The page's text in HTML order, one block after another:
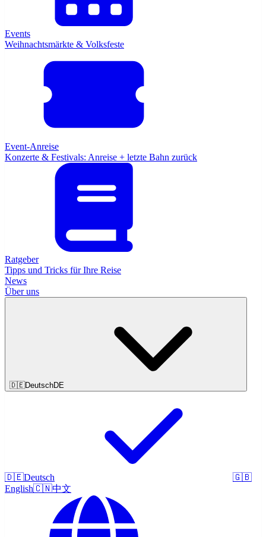
Events
Weihnachtsmärkte & Volksfeste
Event-Anreise
Konzerte & Festivals: Anreise + letzte Bahn zurück
Ratgeber
Tipps und Tricks für Ihre Reise
News
Über uns
🇩🇪DeutschDE
🇩🇪Deutsch
🇬🇧
English🇨🇳中文